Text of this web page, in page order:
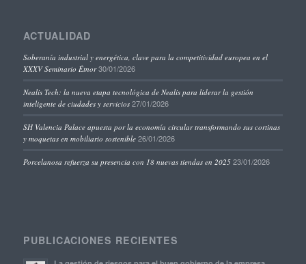
ACTUALIDAD
Soberanía industrial y energética, clave para la competitividad europea en el
XXXV Seminario Étnor 30/01/2026
Nealis Tech: la nueva etapa tecnológica de Nealis para liderar la gestión
inteligente de ciudades y servicios 27/01/2026
SH Valencia Palace apuesta por la economía circular transformando sus cortinas
y moquetas en mobiliario sostenible 26/01/2026
Porcelanosa refuerza su presencia con 18 nuevas tiendas en 2025 23/01/2026
PUBLICACIONES RECIENTES